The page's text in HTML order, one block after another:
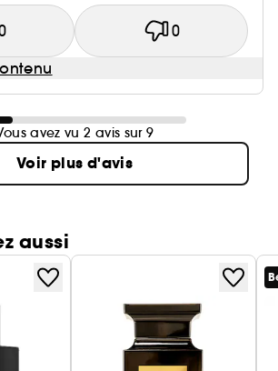
0
avez vu 2 avis sur 9
Voir plus d'avis
aussi